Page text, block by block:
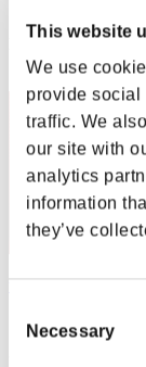
This website
We use
provide social
traffic. We
our site with
analytics
information
they’ve
Selection
Necessary
RANK
22
the-mountain
スコア:Lv:1/